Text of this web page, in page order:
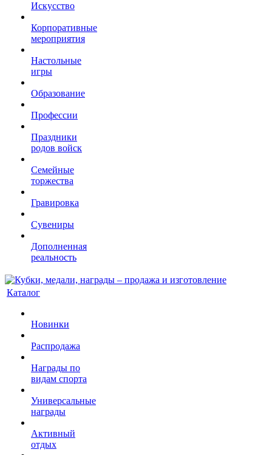
Искусство
Корпоративные
мероприятия
Настольные
игры
Образование
Профессии
Праздники
родов войск
Семейные
торжества
Гравировка
Сувениры
Дополненная
реальность
Каталог
Новинки
Распродажа
Награды по
видам спорта
Универсальные
награды
Активный
отдых